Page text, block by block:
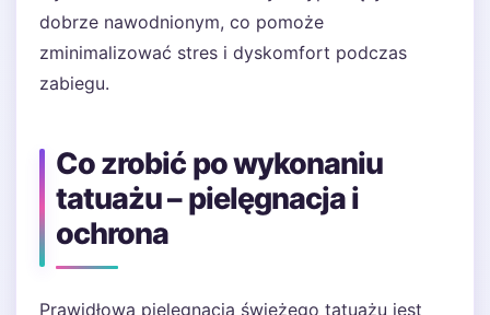
dobrze nawodnionym, co pomoże
zminimalizować stres i dyskomfort podczas
zabiegu.
Co zrobić po wykonaniu
tatuażu – pielęgnacja i
ochrona
Prawidłowa pielęgnacja świeżego tatuażu jest